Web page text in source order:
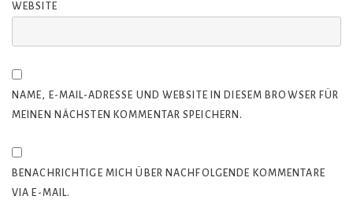
WEBSITE
NAME, E-MAIL-ADRESSE UND WEBSITE IN DIESEM BROWSER FÜR
MEINEN NÄCHSTEN KOMMENTAR SPEICHERN.
BENACHRICHTIGE MICH ÜBER NACHFOLGENDE KOMMENTARE
VIA E-MAIL.